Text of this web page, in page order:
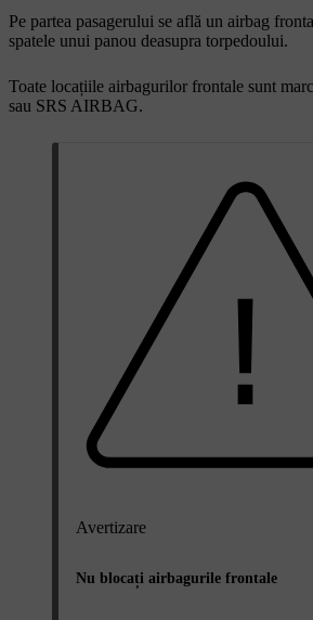
Pe partea pasagerului se află un airbag
spatele unui panou deasupra torpedoului.
Toate locațiile airbagurilor frontale sunt
sau SRS AIRBAG.
Avertizare
Nu blocați airbagurile frontale